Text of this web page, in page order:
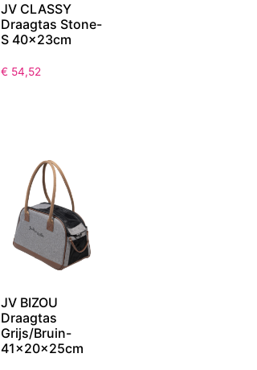
JV CLASSY
Draagtas Stone-
S 40x23cm
€ 54,52
JV BIZOU
Draagtas
Grijs/Bruin-
41x20x25cm